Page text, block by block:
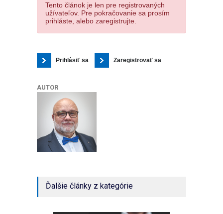
Tento článok je len pre registrovaných
užívateľov. Pre pokračovanie sa prosím
prihláste, alebo zaregistrujte.
Prihlásiť sa Zaregistrovať sa
AUTOR
Ďalšie články z kategórie